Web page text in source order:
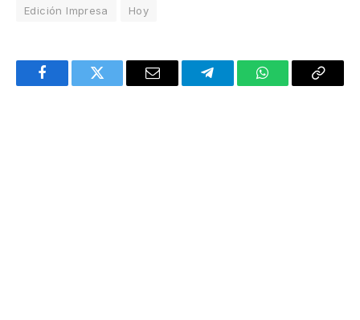
Edición Impresa Hoy
FacebookTwitter Email TelegramWhatsAppCopy